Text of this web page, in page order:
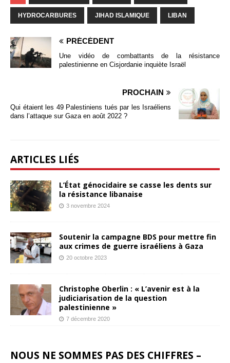
HYDROCARBURES JIHAD ISLAMIQUE LIBAN
PRÉCÉDENT
Une vidéo de combattants de la résistance
palestinienne en Cisjordanie inquiète Israël
PROCHAIN
Qui étaient les 49 Palestiniens tués par les Israéliens
dans l’attaque sur Gaza en août 2022 ?
ARTICLES LIÉS
L’État génocidaire se casse les dents sur
la résistance libanaise
3 novembre 2024
Soutenir la campagne BDS pour mettre fin
aux crimes de guerre israéliens à Gaza
20 octobre 2023
Christophe Oberlin : « L’avenir est à la
judiciarisation de la question
palestinienne »
7 décembre 2020
NOUS NE SOMMES PAS DES CHIFFRES –